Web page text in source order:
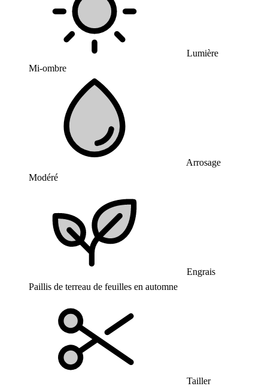
Lumière
Mi-ombre
Arrosage
Modéré
Engrais
Paillis de terreau de feuilles en automne
Tailler